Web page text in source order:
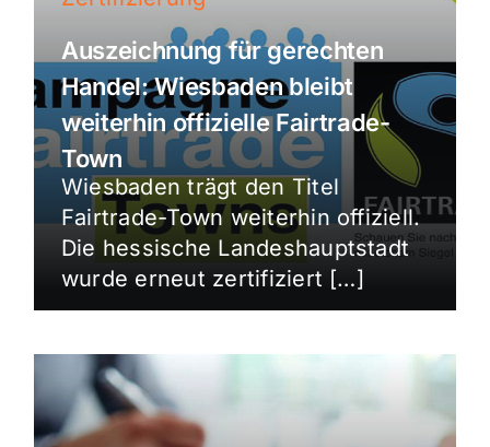
Auszeichnung für gerechten
Handel: Wiesbaden bleibt
weiterhin offizielle Fairtrade-
Town
Wiesbaden trägt den Titel
Fairtrade-Town weiterhin offiziell.
Die hessische Landeshauptstadt
wurde erneut zertifiziert […]